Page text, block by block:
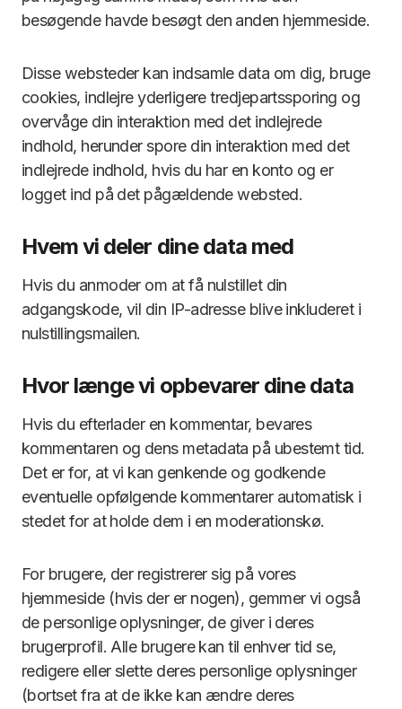
besøgende havde besøgt den anden hjemmeside.
Disse websteder kan indsamle data om dig, bruge
cookies, indlejre yderligere tredjepartssporing og
overvåge din interaktion med det indlejrede
indhold, herunder spore din interaktion med det
indlejrede indhold, hvis du har en konto og er
logget ind på det pågældende websted.
Hvem vi deler dine data med
Hvis du anmoder om at få nulstillet din
adgangskode, vil din IP-adresse blive inkluderet i
nulstillingsmailen.
Hvor længe vi opbevarer dine data
Hvis du efterlader en kommentar, bevares
kommentaren og dens metadata på ubestemt tid.
Det er for, at vi kan genkende og godkende
eventuelle opfølgende kommentarer automatisk i
stedet for at holde dem i en moderationskø.
For brugere, der registrerer sig på vores
hjemmeside (hvis der er nogen), gemmer vi også
de personlige oplysninger, de giver i deres
brugerprofil. Alle brugere kan til enhver tid se,
redigere eller slette deres personlige oplysninger
(bortset fra at de ikke kan ændre deres